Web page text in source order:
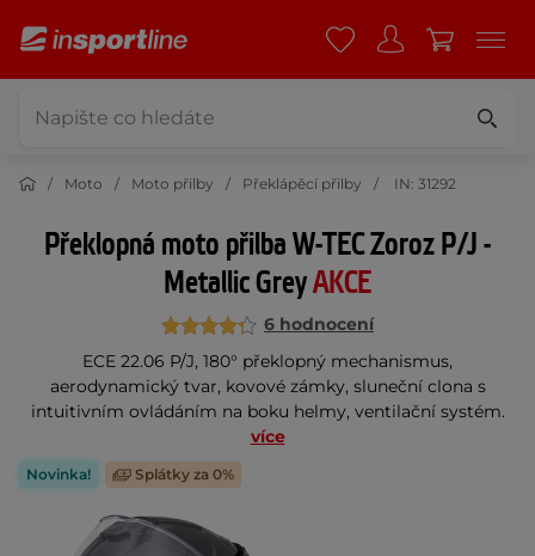
Moto Moto přilby Překlápěcí přilby IN: 31292
Překlopná moto přilba W-TEC Zoroz P/J -
Metallic GreyAKCE
6 hodnocení
ECE 22.06 P/J, 180° překlopný mechanismus,
aerodynamický tvar, kovové zámky, sluneční clona s
intuitivním ovládáním na boku helmy, ventilační systém.
více
Novinka! Splátky za 0%